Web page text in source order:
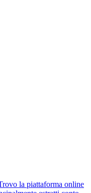
la piattaforma online